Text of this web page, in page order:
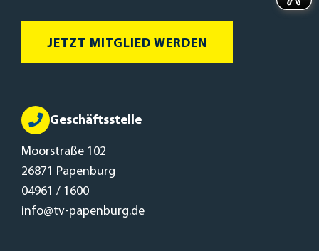
JETZT MITGLIED WERDEN
Geschäftsstelle
Moorstraße 102
26871 Papenburg
04961 / 1600
info@tv-papenburg.de